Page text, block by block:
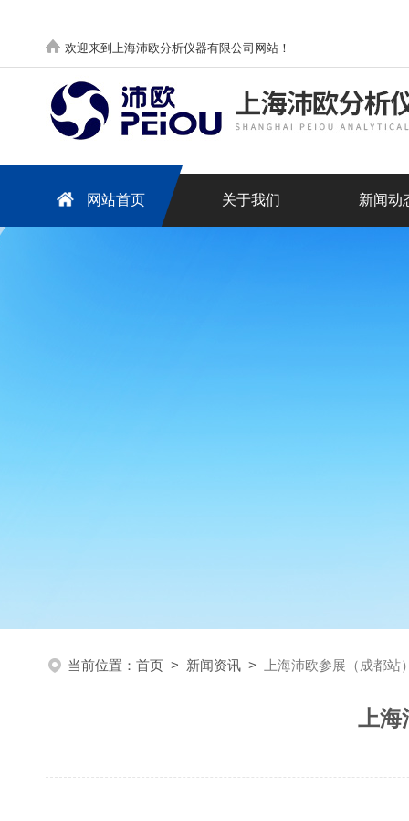
欢迎来到上海沛欧分析仪器有限公司网站！
网站首页 关于我们 新闻动
当前位置： 首页 > 新闻资讯 > 上海沛欧参展（成都站
上海